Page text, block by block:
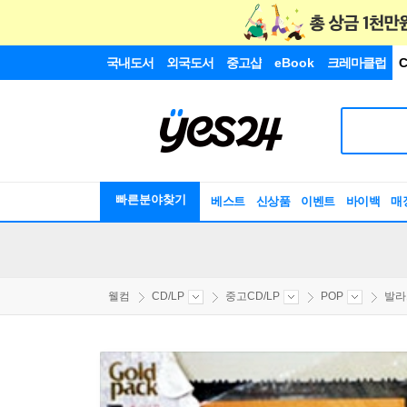
국내도서 외국도서 중고샵 eBook 크레마클럽
빠른분야찾기 베스트 신상품 이벤트 바이백 매
웰컴 CD/LP 중고CD/LP POP 발